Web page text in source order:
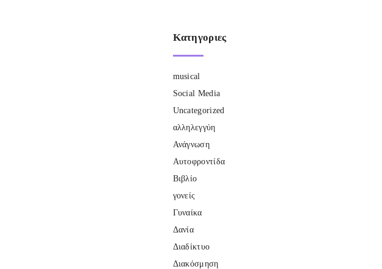
Κατηγοριες
musical
Social Media
Uncategorized
αλληλεγγύη
Ανάγνωση
Αυτοφροντίδα
Βιβλίο
γονείς
Γυναίκα
Δανία
Διαδίκτυο
Διακόσμηση